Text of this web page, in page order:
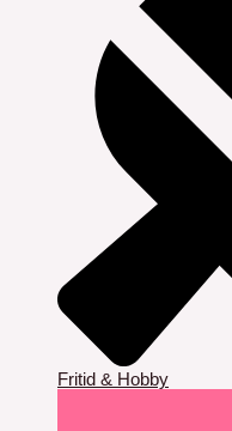
Fritid & Hobby